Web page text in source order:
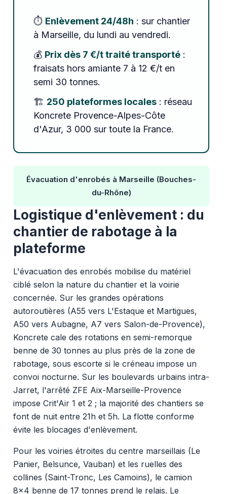
⏱️ Enlèvement 24/48h : sur chantier
à Marseille, du lundi au vendredi.
💰 Prix dès 7 €/t traité transporté:
fraisats hors amiante 7 à 12 €/t en
semi 30 tonnes.
🏗️ 250 plateformes locales: réseau
Koncrete Provence-Alpes-Côte
d'Azur, 3 000 sur toute la France.
Évacuation d'enrobés à Marseille (Bouches-
du-Rhône)
Logistique d'enlèvement : du
chantier de rabotage à la
plateforme
L'évacuation des enrobés mobilise du matériel
ciblé selon la nature du chantier et la voirie
concernée. Sur les grandes opérations
autoroutières (A55 vers L'Estaque et Martigues,
A50 vers Aubagne, A7 vers Salon-de-Provence),
Koncrete cale des rotations en semi-remorque
benne de 30 tonnes au plus près de la zone de
rabotage, sous escorte si le créneau impose un
convoi nocturne. Sur les boulevards urbains intra-
Jarret, l'arrêté ZFE Aix-Marseille-Provence
impose Crit'Air 1 et 2 ; la majorité des chantiers se
font de nuit entre 21h et 5h. La flotte conforme
évite les blocages d'enlèvement.
Pour les voiries étroites du centre marseillais (Le
Panier, Belsunce, Vauban) et les ruelles des
collines (Saint-Tronc, Les Camoins), le camion
8x4 benne de 17 tonnes prend le relais. Le